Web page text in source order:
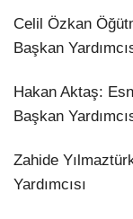
​Celil Özkan
Başkan
​Hakan Aktaş:
Başkan
​Zahide
Yardımcısı